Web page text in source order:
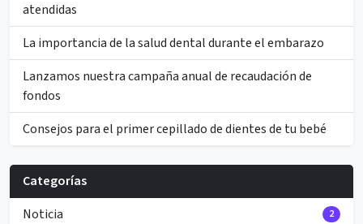
atendidas
La importancia de la salud dental durante el embarazo
Lanzamos nuestra campaña anual de recaudación de
fondos
Consejos para el primer cepillado de dientes de tu bebé
Categorías
Noticia
2